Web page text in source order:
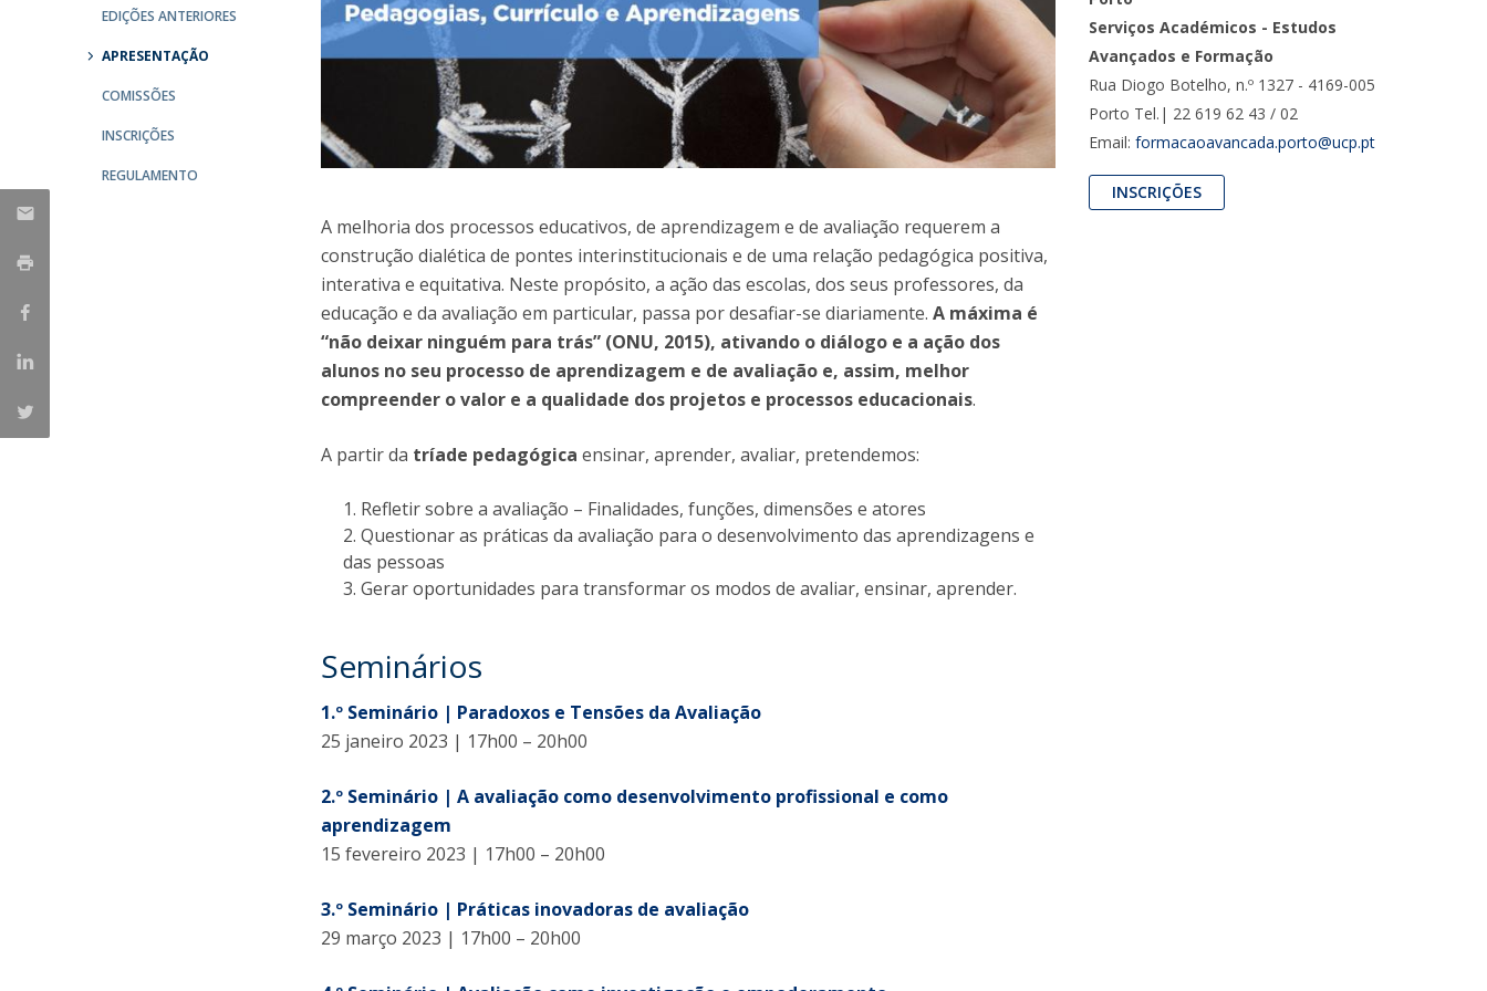
Research Centre for Human Development
| CEDH
Human Neurobehavioral Laboratory |
HNL
Educação
Alumni
Associação de Antigos Alunos de Psicologia
UDIP
Segurança e Emergência
Contactos
EDIÇÕES ANTERIORES
APRESENTAÇÃO
COMISSÕES
INSCRIÇÕES
REGULAMENTO
A melhoria dos processos educativos, de aprendizagem e de avaliação requerem a
construção dialética de pontes interinstitucionais e de uma relação pedagógica positiva,
interativa e equitativa. Neste propósito, a ação das escolas, dos seus professores, da
educação e da avaliação em particular, passa por desafiar-se diariamente.A máxima é
“não deixar ninguém para trás” (ONU, 2015), ativando o diálogo e a ação dos
alunos no seu processo de aprendizagem e de avaliação e, assim, melhor
compreender o valor e a qualidade dos projetos e processos educacionais.
A partir da tríade pedagógica ensinar, aprender, avaliar, pretendemos:
Refletir sobre a avaliação – Finalidades, funções, dimensões e atores
Questionar as práticas da avaliação para o desenvolvimento das aprendizagens e
das pessoas
Gerar oportunidades para transformar os modos de avaliar, ensinar, aprender.
Seminários
1.º Seminário | Paradoxos e Tensões da Avaliação
25 janeiro 2023 | 17h00 – 20h00
2.º Seminário | A avaliação como desenvolvimento profissional e como
aprendizagem
15 fevereiro 2023 | 17h00 – 20h00
3.º Seminário | Práticas inovadoras de avaliação
29 março 2023 | 17h00 – 20h00
Serviços Académicos - Estudos
Avançados e Formação
Rua Diogo Botelho, n.º 1327 - 4169-005
Porto Tel.| 22 619 62 43 / 02
Email:formacaoavancada.porto@ucp.pt
INSCRIÇÕES